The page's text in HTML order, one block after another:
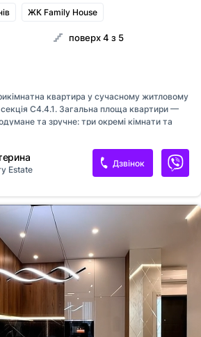
ЖК Family House
поверх 4 з 5
квартира у сучасному житловому
C4.4.1. Загальна площа квартири —
та зручне: три окремі кімнати та
Квартира від надійного забудовника, що
та сучасні інженерні рішення. У
балкони, які забезпечують
природне освітлення. Житловий
розвиненою інфраструктурою,
вдалою локацією, зручною для щоденного
тих, хто цінує комфорт, простір та якісне
Estate
Дзвінок